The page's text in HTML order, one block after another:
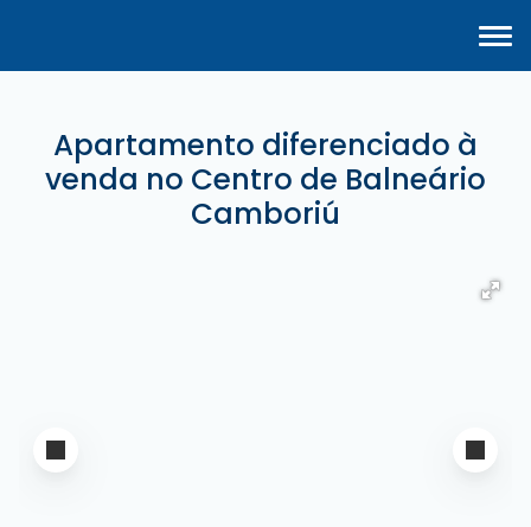
Apartamento diferenciado à
venda no Centro de Balneário
Camboriú